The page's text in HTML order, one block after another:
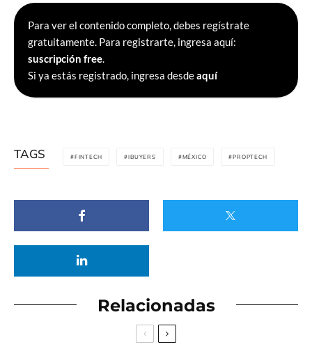
Para ver el contenido completo, debes regístrate
gratuitamente. Para registrarte, ingresa aquí:
suscripción free.
Si ya estás registrado, ingresa desdeaquí
TAGS FINTECH IBUYERS MÉXICO PROPTECH
Relacionadas